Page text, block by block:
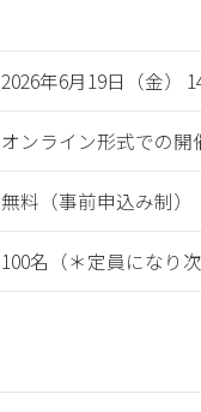
2026年6月19日（金）
オンライン形式での開
無料（事前申込み制）
100名（＊定員になり